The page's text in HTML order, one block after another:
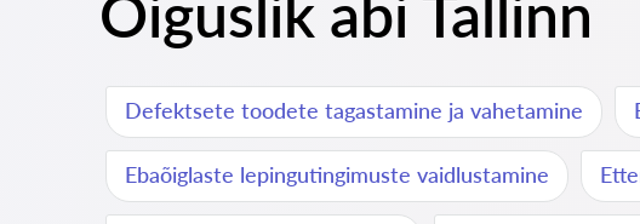
Õiguslik abi Tallinn
Defektsete toodete tagastamine ja vahetamine
Ebaõiglaste lepingutingimuste vaidlustamine